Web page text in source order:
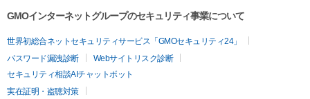
GMOインターネットグループのセキュリティ事業について
世界初総合ネットセキュリティサービス「GMOセキュリティ24」
パスワード漏洩診断
Webサイトリスク診断
セキュリティ相談AIチャットボット
実在証明・盗聴対策